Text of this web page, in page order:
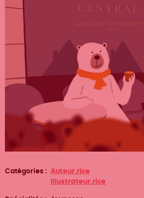
Catégories
Auteur.rice
Illustrateur.rice